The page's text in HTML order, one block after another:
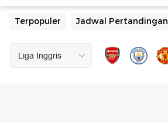
Terpopuler Jadwal Pertandingan